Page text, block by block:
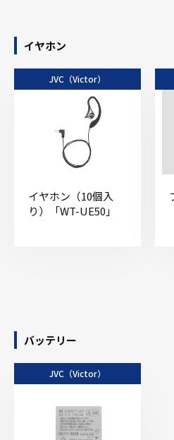
イヤホン
JVC（Victor）
イヤホン（10個入
り）「WT-UE50」
バッテリー
JVC（Victor）